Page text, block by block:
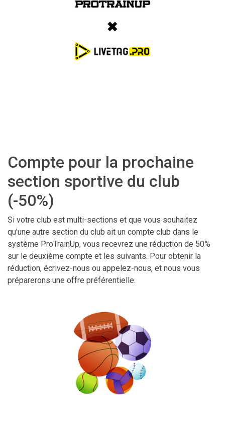
Compte pour la prochaine
section sportive du club
(-50%)
Si votre club est multi-sections et que vous souhaitez
qu'une autre section du club ait un compte club dans le
système ProTrainUp, vous recevrez une réduction de 50%
sur le deuxième compte et les suivants. Pour obtenir la
réduction, écrivez-nous ou appelez-nous, et nous vous
préparerons une offre préférentielle.